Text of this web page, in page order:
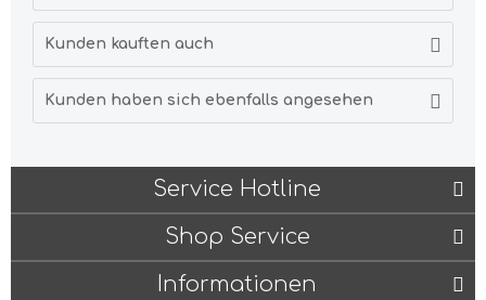
Kunden kauften auch
Kunden haben sich ebenfalls angesehen
Service Hotline
Shop Service
Informationen